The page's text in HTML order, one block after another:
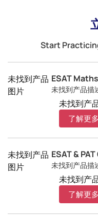
Start
未找到产品
图片
ESAT
未找到产品描
未找到产
了解更多
未找到产品
图片
ESAT &
未找到产品描
未找到产
了解更多